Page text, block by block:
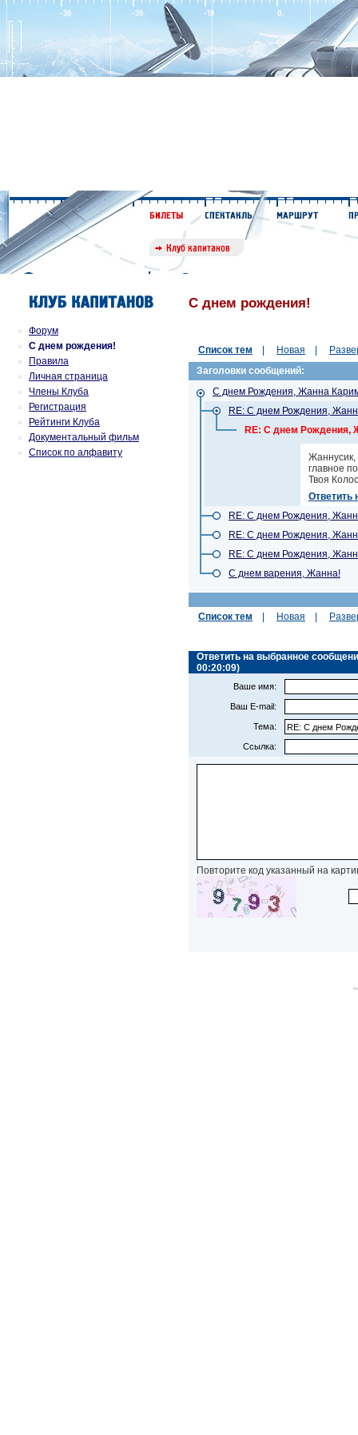
Форум
С днем рождения!
Правила
Личная страница
Члены Клуба
Регистрация
Рейтинги Клуба
Документальный фильм
Список по алфавиту
С днем рождения!
Список тем Новая
Заголовки сообщений:
С днем Рождения, Жанна
RE: С днем Рождения,
RE: С днем Рождения,
Жаннусик,
главное
Твоя
Ответить
RE: С днем Рождения,
RE: С днем Рождения,
RE: С днем Рождения,
С днем варения, Жанна!
Список тем Новая
Ответить на выбранное
00:20:09)
Ваше имя:
Ваш E-mail:
Тема:
Ссылка:
Повторите код указанный на